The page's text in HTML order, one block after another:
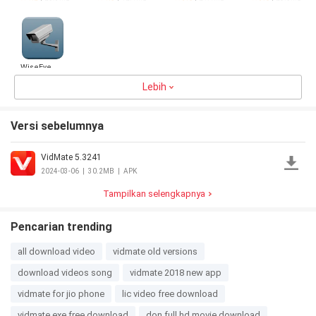
Hotspot
WiseEye
Lebih
Versi sebelumnya
VidMate 5.3241
2024-03-06 30.2MB APK
Tampilkan selengkapnya
Pencarian trending
all download video
vidmate old versions
download videos song
vidmate 2018 new app
vidmate for jio phone
lic video free download